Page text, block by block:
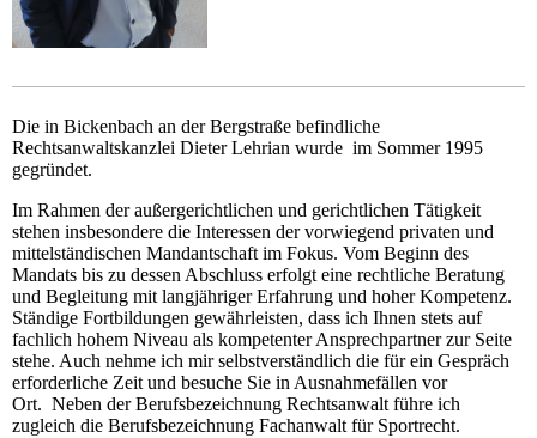
Die in Bickenbach an der Bergstraße befindliche
Rechtsanwaltskanzlei Dieter Lehrian wurde im Sommer 1995
gegründet.
Im Rahmen der außergerichtlichen und gerichtlichen Tätigkeit
stehen insbesondere die Interessen der vorwiegend privaten und
mittelständischen Mandantschaft im Fokus. Vom Beginn des
Mandats bis zu dessen Abschluss erfolgt eine rechtliche Beratung
und Begleitung mit langjähriger Erfahrung und hoher Kompetenz.
Ständige Fortbildungen gewährleisten, dass ich Ihnen stets auf
fachlich hohem Niveau als kompetenter Ansprechpartner zur Seite
stehe. Auch nehme ich mir selbstverständlich die für ein Gespräch
erforderliche Zeit und besuche Sie in Ausnahmefällen vor
Ort. Neben der Berufsbezeichnung Rechtsanwalt führe ich
zugleich die Berufsbezeichnung Fachanwalt für Sportrecht.